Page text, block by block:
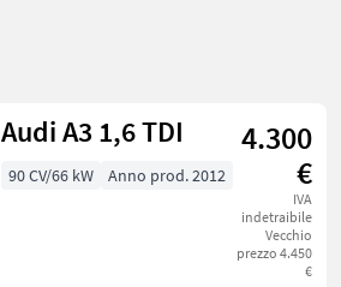
Audi A3 1,6 TDI
4.300
€
IVA
indetraibile
Vecchio
prezzo 4.450
€
90 CV/66 kW Anno prod. 2012